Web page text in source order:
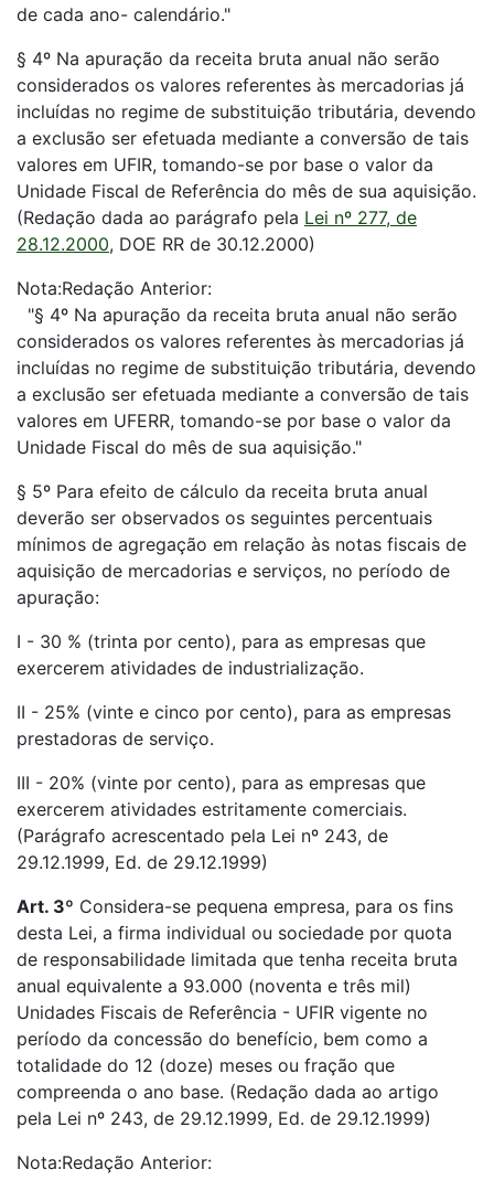
de cada ano- calendário."
§ 4º Na apuração da receita bruta anual não serão
considerados os valores referentes às mercadorias já
incluídas no regime de substituição tributária, devendo
a exclusão ser efetuada mediante a conversão de tais
valores em UFIR, tomando-se por base o valor da
Unidade Fiscal de Referência do mês de sua aquisição.
(Redação dada ao parágrafo pela Lei nº 277, de
28.12.2000, DOE RR de 30.12.2000)
Nota:Redação Anterior:
"§ 4º Na apuração da receita bruta anual não serão
considerados os valores referentes às mercadorias já
incluídas no regime de substituição tributária, devendo
a exclusão ser efetuada mediante a conversão de tais
valores em UFERR, tomando-se por base o valor da
Unidade Fiscal do mês de sua aquisição."
§ 5º Para efeito de cálculo da receita bruta anual
deverão ser observados os seguintes percentuais
mínimos de agregação em relação às notas fiscais de
aquisição de mercadorias e serviços, no período de
apuração:
I - 30 % (trinta por cento), para as empresas que
exercerem atividades de industrialização.
II - 25% (vinte e cinco por cento), para as empresas
prestadoras de serviço.
III - 20% (vinte por cento), para as empresas que
exercerem atividades estritamente comerciais.
(Parágrafo acrescentado pela Lei nº 243, de
29.12.1999, Ed. de 29.12.1999)
Art. 3º Considera-se pequena empresa, para os fins
desta Lei, a firma individual ou sociedade por quota
de responsabilidade limitada que tenha receita bruta
anual equivalente a 93.000 (noventa e três mil)
Unidades Fiscais de Referência - UFIR vigente no
período da concessão do benefício, bem como a
totalidade do 12 (doze) meses ou fração que
compreenda o ano base. (Redação dada ao artigo
pela Lei nº 243, de 29.12.1999, Ed. de 29.12.1999)
Nota:Redação Anterior: